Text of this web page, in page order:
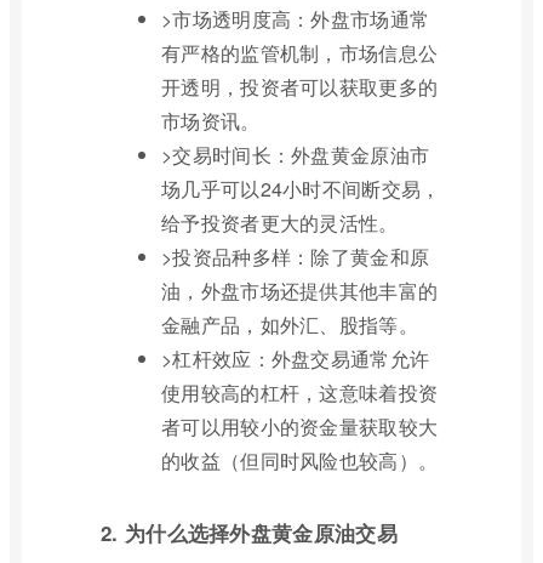
>市场透明度高：外盘市场通常
有严格的监管机制，市场信息公
开透明，投资者可以获取更多的
市场资讯。
>交易时间长：外盘黄金原油市
场几乎可以24小时不间断交易，
给予投资者更大的灵活性。
>投资品种多样：除了黄金和原
油，外盘市场还提供其他丰富的
金融产品，如外汇、股指等。
>杠杆效应：外盘交易通常允许
使用较高的杠杆，这意味着投资
者可以用较小的资金量获取较大
的收益（但同时风险也较高）。
2. 为什么选择外盘黄金原油交易